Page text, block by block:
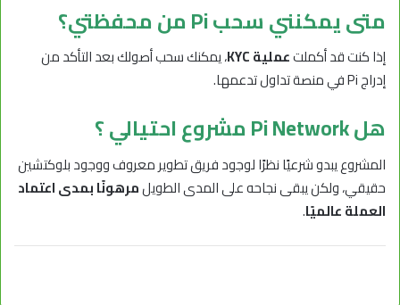
متى يمكنني سحب Pi من محفظتي؟
إذا كنت قد أكملتعملية KYC
، يمكنك سحب أصولك بعد التأكد من
إدراج Pi في منصة تداول تدعمها.
هل Pi Network مشروع احتيالي ؟
المشروع يبدو شرعيًا نظرًا لوجود فريق تطوير معروف ووجود بلوكتشين
حقيقي، ولكن يبقى نجاحه على المدى الطويلمرهونًا بمدى اعتماد
العملة عالميًا.